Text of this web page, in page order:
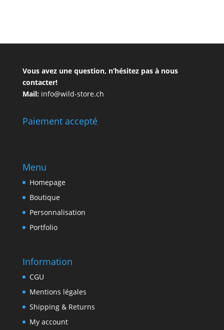
Vous avez une question, n’hésitez pas à nous
contacter!
Mail:info@wild-store.ch
Paiement accepté
Menu
Homepage
Boutique
Personnalisation
Portfolio
Information
CGU
Mentions légales
Shipping & Returns
My account